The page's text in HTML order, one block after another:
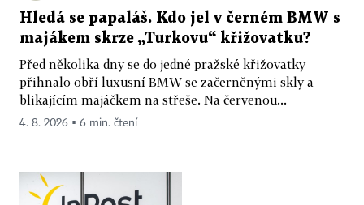
Hledá se papaláš. Kdo jel v černém BMW s
majákem skrze „Turkovu“ křižovatku?
Před několika dny se do jedné pražské křižovatky
přihnalo obří luxusní BMW se začerněnými skly a
blikajícím majáčkem na střeše. Na červenou...
4. 8. 2026 ▪ 6 min. čtení